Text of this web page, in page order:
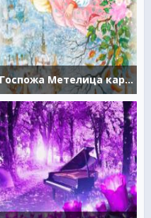
Госпожа Метелица картинки